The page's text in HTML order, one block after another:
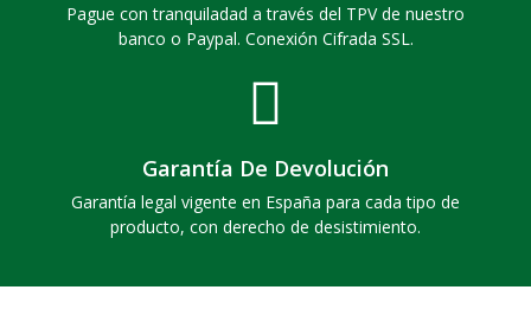
Pague con tranquiladad a través del TPV de nuestro
banco o Paypal. Conexión Cifrada SSL.
Garantía De Devolución
Garantía legal vigente en España para cada tipo de
producto, con derecho de desistimiento.